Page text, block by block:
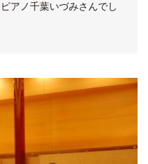
アノ千葉いづみさんでし